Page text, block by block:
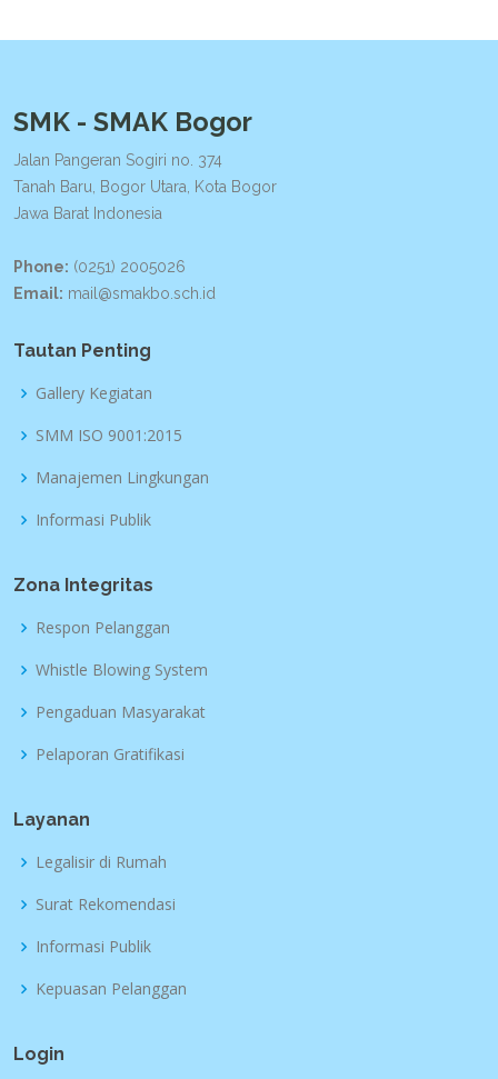
SMK - SMAK Bogor
Jalan Pangeran Sogiri no. 374
Tanah Baru, Bogor Utara, Kota Bogor
Jawa Barat Indonesia
Phone: (0251) 2005026
Email: mail@smakbo.sch.id
Tautan Penting
Gallery Kegiatan
SMM ISO 9001:2015
Manajemen Lingkungan
Informasi Publik
Zona Integritas
Respon Pelanggan
Whistle Blowing System
Pengaduan Masyarakat
Pelaporan Gratifikasi
Layanan
Legalisir di Rumah
Surat Rekomendasi
Informasi Publik
Kepuasan Pelanggan
Login